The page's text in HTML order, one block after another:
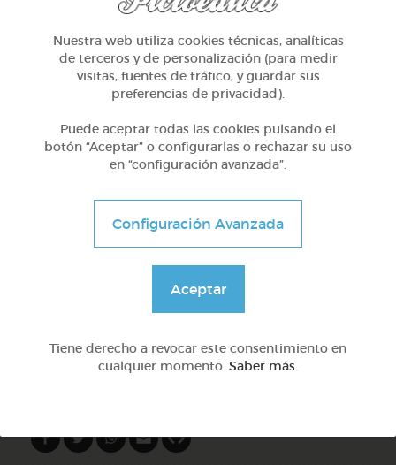
1º Primaria (6-7 años)
Aprendemos a identificar el mayor menor e igual
DOCS (10)
Nuestra web utiliza cookies técnicas, analíticas
de terceros y de personalización (para medir
visitas, fuentes de tráfico, y guardar sus
preferencias de privacidad).
Puede aceptar todas las cookies pulsando el
botón “Aceptar” o configurarlas o rechazar su uso
en “configuración avanzada”.
Configuración Avanzada
Aceptar
Tiene derecho a revocar este consentimiento en
cualquier momento. Saber más.